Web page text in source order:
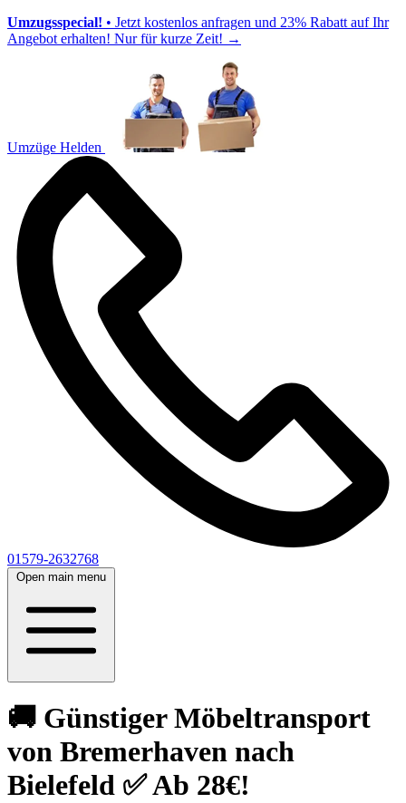
Umzugsspecial! • Jetzt kostenlos anfragen und 23% Rabatt auf Ihr
Angebot erhalten! Nur für kurze Zeit! →
Umzüge Helden
01579-2632768
Open main menu
🚚 Günstiger Möbeltransport
von Bremerhaven nach
Bielefeld ✅ Ab 28€!